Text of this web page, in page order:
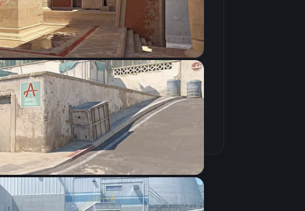
Скопировать
с актуальными настройками